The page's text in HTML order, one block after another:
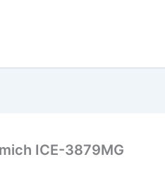
ICE-3879MG